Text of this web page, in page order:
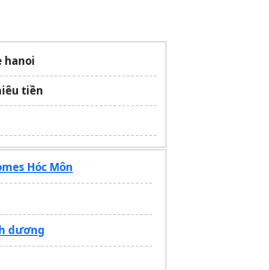
hanoi
tiền
Hóc Môn
dương